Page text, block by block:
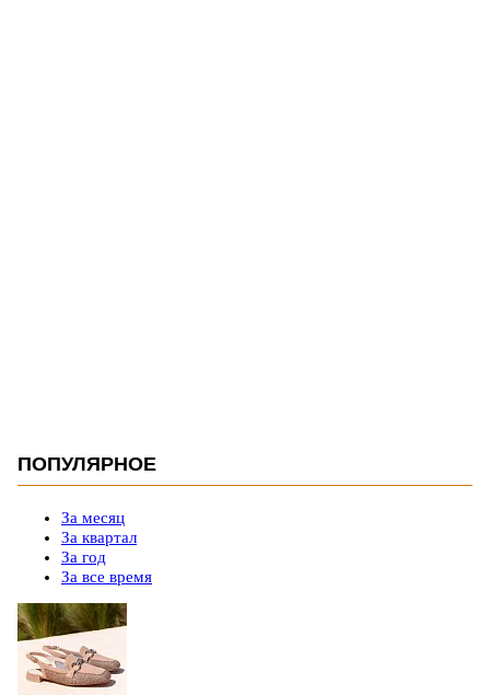
ПОПУЛЯРНОЕ
За месяц
За квартал
За год
За все время